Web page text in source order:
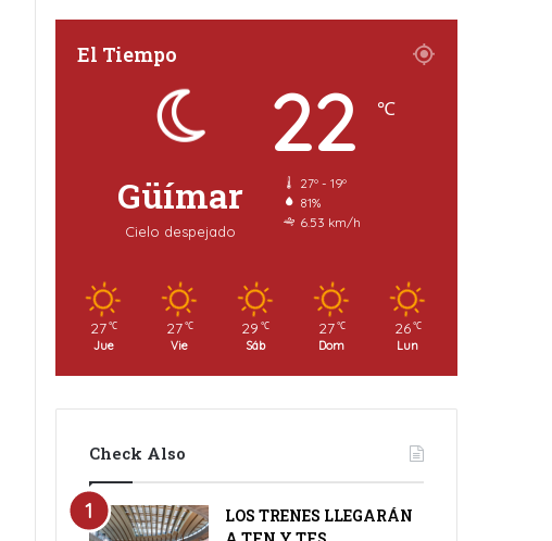
El Tiempo
Güímar
Cielo despejado
22 ℃
27º - 19º
81%
6.53 km/h
27 ℃
Jue
27 ℃
Vie
29 ℃
Sáb
27 ℃
Dom
26 ℃
Lun
Check Also
LOS TRENES LLEGARÁN